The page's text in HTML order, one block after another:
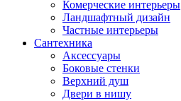
Комерческие интерьеры
Ландшафтный дизайн
Частные интерьеры
Сантехника
Аксессуары
Боковые стенки
Верхний душ
Двери в нишу